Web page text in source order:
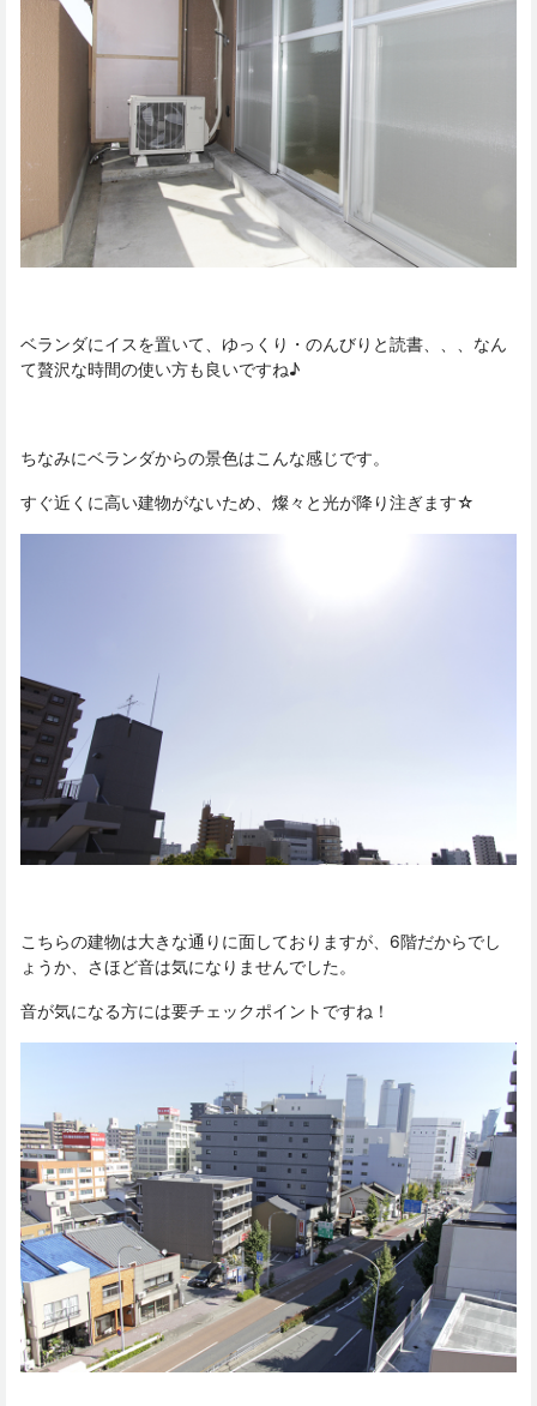
ベランダにイスを置いて、ゆっくり・のんびりと読書、、、なん
て贅沢な時間の使い方も良いですね♪
ちなみにベランダからの景色はこんな感じです。
すぐ近くに高い建物がないため、燦々と光が降り注ぎます☆
こちらの建物は大きな通りに面しておりますが、6階だからでし
ょうか、さほど音は気になりませんでした。
音が気になる方には要チェックポイントですね！